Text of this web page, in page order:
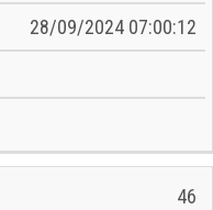
28/09/2024 07:00:12
46